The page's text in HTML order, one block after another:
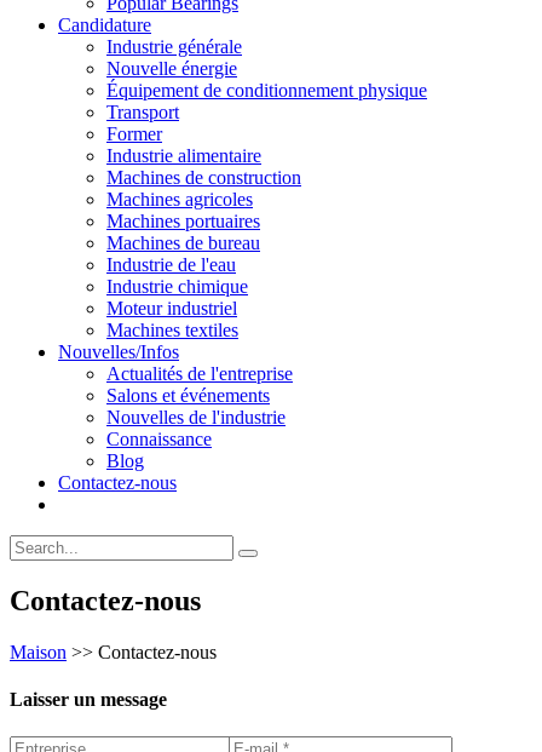
Candidature
Industrie générale
Nouvelle énergie
Équipement de conditionnement physique
Transport
Former
Industrie alimentaire
Machines de construction
Machines agricoles
Machines portuaires
Machines de bureau
Industrie de l'eau
Industrie chimique
Moteur industriel
Machines textiles
Nouvelles/Infos
Actualités de l'entreprise
Salons et événements
Nouvelles de l'industrie
Connaissance
Blog
Contactez-nous
Contactez-nous
Maison >> Contactez-nous
Laisser un message